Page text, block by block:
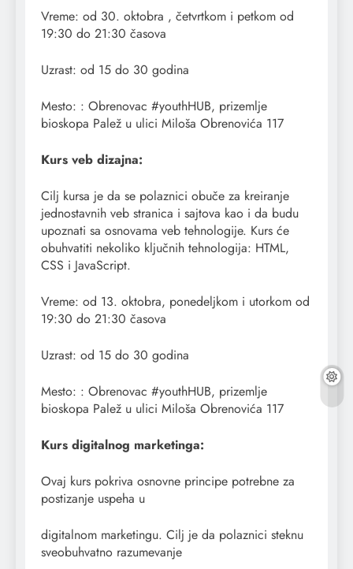
Vreme: od 30. oktobra , četvrtkom i petkom od
19:30 do 21:30 časova
Uzrast: od 15 do 30 godina
Mesto: : Obrenovac #youthHUB, prizemlje
bioskopa Palež u ulici Miloša Obrenovića 117
Kurs veb dizajna:
Cilj kursa je da se polaznici obuče za kreiranje
jednostavnih veb stranica i sajtova kao i da budu
upoznati sa osnovama veb tehnologije. Kurs će
obuhvatiti nekoliko ključnih tehnologija: HTML,
CSS i JavaScript.
Vreme: od 13. oktobra, ponedeljkom i utorkom od
19:30 do 21:30 časova
Uzrast: od 15 do 30 godina
Mesto: : Obrenovac #youthHUB, prizemlje
bioskopa Palež u ulici Miloša Obrenovića 117
Kurs digitalnog marketinga:
Ovaj kurs pokriva osnovne principe potrebne za
postizanje uspeha u
digitalnom marketingu. Cilj je da polaznici steknu
sveobuhvatno razumevanje